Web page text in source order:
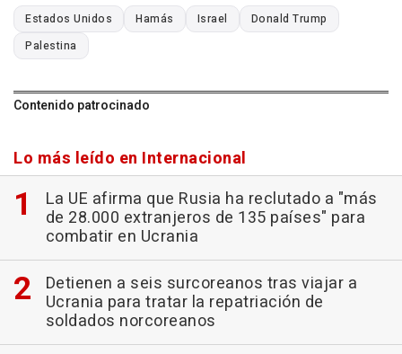
Estados Unidos Hamás Israel
Donald Trump
Palestina
Contenido patrocinado
Lo más leído en Internacional
La UE afirma que Rusia ha reclutado a "más
de 28.000 extranjeros de 135 países" para
combatir en Ucrania
Detienen a seis surcoreanos tras viajar a
Ucrania para tratar la repatriación de
soldados norcoreanos